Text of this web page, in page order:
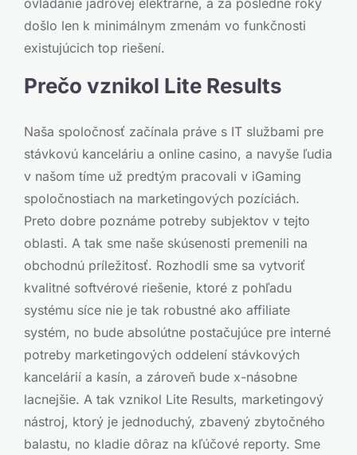
ovládanie jadrovej elektrárne, a za posledné roky
došlo len k minimálnym zmenám vo funkčnosti
existujúcich top riešení.
Prečo vznikol Lite Results
Naša spoločnosť začínala práve s IT službami pre
stávkovú kanceláriu a online casino, a navyše ľudia
v našom tíme už predtým pracovali v iGaming
spoločnostiach na marketingových pozíciách.
Preto dobre poznáme potreby subjektov v tejto
oblasti. A tak sme naše skúsenosti premenili na
obchodnú príležitosť. Rozhodli sme sa vytvoriť
kvalitné softvérové riešenie, ktoré z pohľadu
systému síce nie je tak robustné ako affiliate
systém, no bude absolútne postačujúce pre interné
potreby marketingových oddelení stávkových
kancelárií a kasín, a zároveň bude x-násobne
lacnejšie. A tak vznikol Lite Results, marketingový
nástroj, ktorý je jednoduchý, zbavený zbytočného
balastu, no kladie dôraz na kľúčové reporty. Sme